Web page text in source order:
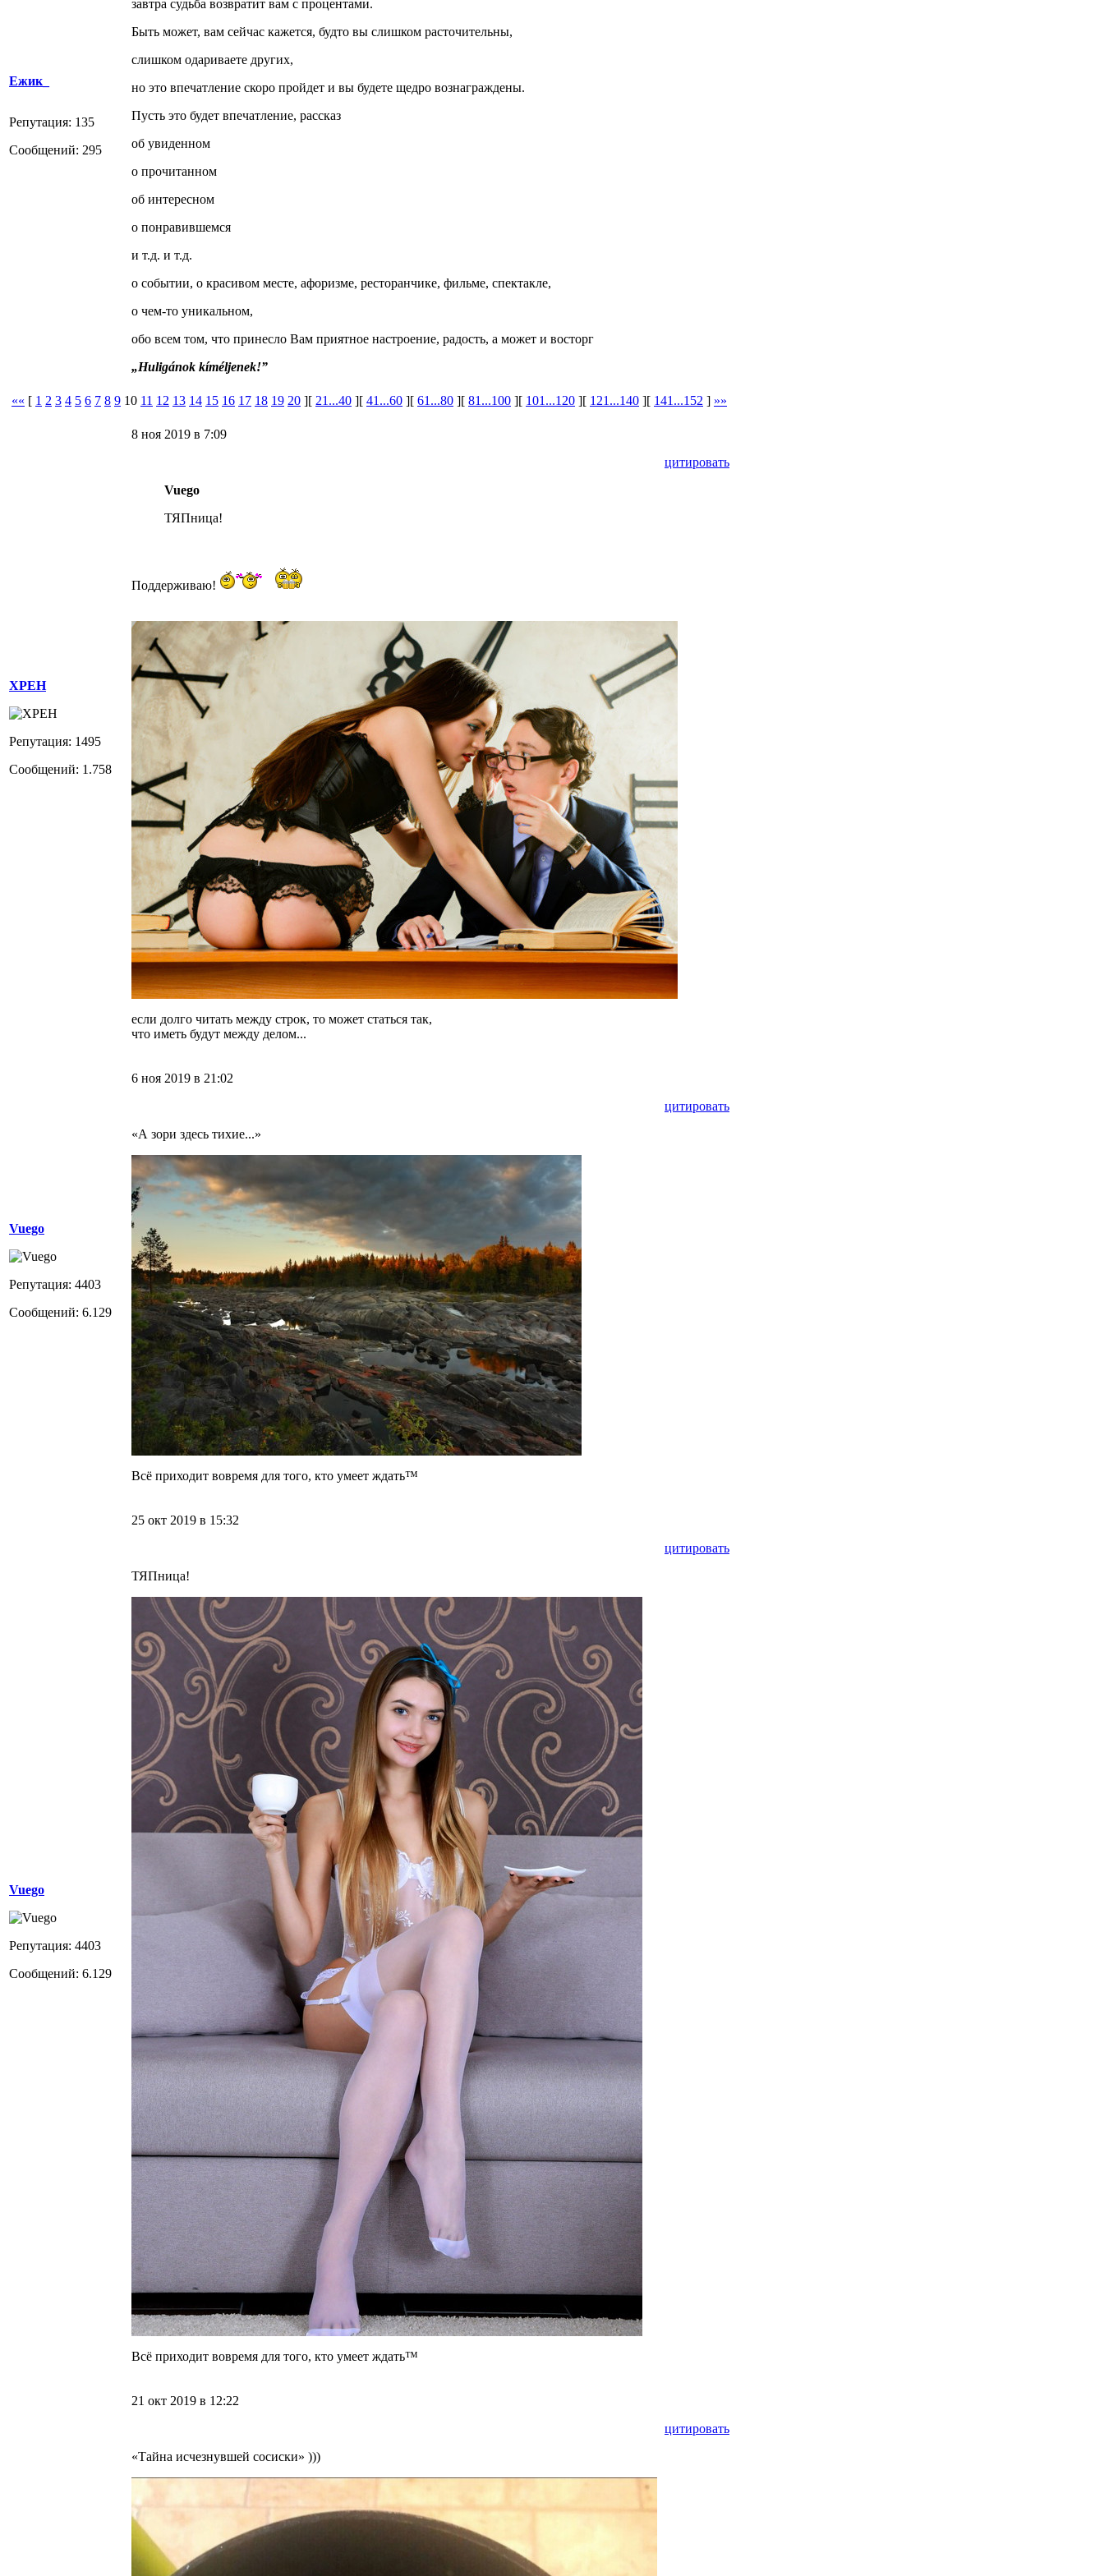
Ежик_
Репутация: 135
Сообщений: 295
завтра судьба возвратит вам с процентами.
Быть может, вам сейчас кажется, будто вы слишком расточительны,
слишком одариваете других,
но это впечатление скоро пройдет и вы будете щедро вознаграждены.
Пусть это будет впечатление, рассказ
об увиденном
о прочитанном
об интересном
о понравившемся
и т.д. и т.д.
о событии, о красивом месте, афоризме, ресторанчике, фильме, спектакле,
о чем-то уникальном,
обо всем том, что принесло Вам приятное настроение, радость, а может и восторг
„Huligánok kíméljenek!”
«« [ 1 2 3 4 5 6 7 8 9 10 11 12 13 14 15 16 17 18 19 20 ][ 21...40 ][ 41...60 ][ 61...80 ][ 81...100 ][ 101...120 ][ 121...140 ][ 141...152 ] »»
XPEH
Репутация: 1495
Сообщений: 1.758
8 ноя 2019 в 7:09
цитировать
Vuego
ТЯПница!
Поддерживаю!
если долго читать между строк, то может статься так,
что иметь будут между делом...
Vuego
Репутация: 4403
Сообщений: 6.129
6 ноя 2019 в 21:02
цитировать
«А зори здесь тихие...»
Всё приходит вовремя для того, кто умеет ждать™
Vuego
Репутация: 4403
Сообщений: 6.129
25 окт 2019 в 15:32
цитировать
ТЯПница!
Всё приходит вовремя для того, кто умеет ждать™
21 окт 2019 в 12:22
цитировать
«Тайна исчезнувшей сосиски» )))